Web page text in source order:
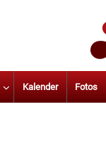
Kalender Fotos